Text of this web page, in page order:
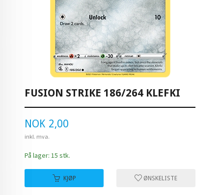
FUSION STRIKE 186/264 KLEFKI
Pris
NOK 2,00
inkl. mva.
På lager: 15 stk.
KJØP ØNSKELISTE